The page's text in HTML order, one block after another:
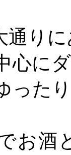
通り
心に
った
お酒